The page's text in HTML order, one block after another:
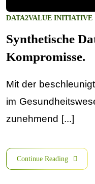
DATA2VALUE INITIATIVE
Synthetische
Kompromisse.
Mit der
im
zunehmend [...]
Continue Reading